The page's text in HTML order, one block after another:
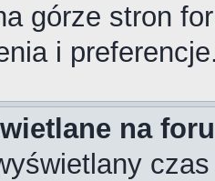
górze stron
i
na